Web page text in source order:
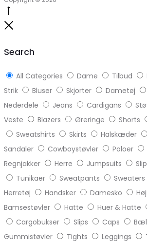
Search
All Categories Dame Tilbud
Strik
Bluser Skjorter Dametøj
Nederdele
Jeans Cardigans
Veste
Blazers Øreringe Shorts
Sweatshirts
Skirts Halskæder
Sandaler
Cowboystøvler Poloer
Regnjakker
Herre Jumpsuits
Tunikaer
Sweatpants Sweaters
Herretøj
Handsker Damesko
Bamsestøvler
Hatte Huer & Hatte
Cargobukser
Slips Caps
Gummistøvler
Tights Leggings